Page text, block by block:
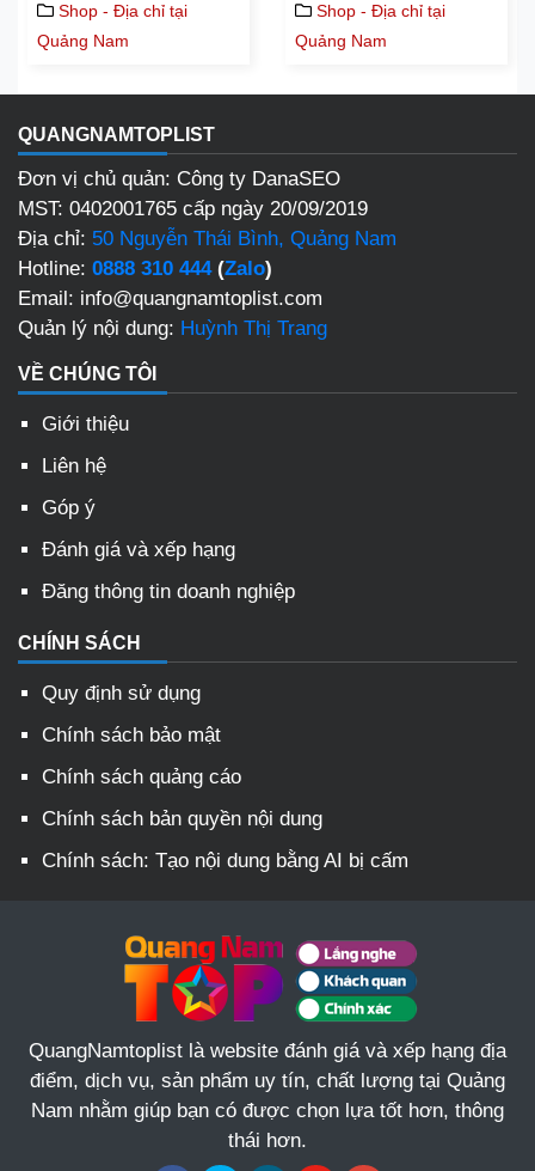
Shop - Địa chỉ tại
Quảng Nam
Shop - Địa chỉ tại
Quảng Nam
QUANGNAMTOPLIST
Đơn vị chủ quản: Công ty DanaSEO
MST: 0402001765 cấp ngày 20/09/2019
Địa chỉ: 50 Nguyễn Thái Bình, Quảng Nam
Hotline: 0888 310 444(Zalo)
Email: info@quangnamtoplist.com
Quản lý nội dung: Huỳnh Thị Trang
VỀ CHÚNG TÔI
Giới thiệu
Liên hệ
Góp ý
Đánh giá và xếp hạng
Đăng thông tin doanh nghiệp
CHÍNH SÁCH
Quy định sử dụng
Chính sách bảo mật
Chính sách quảng cáo
Chính sách bản quyền nội dung
Chính sách: Tạo nội dung bằng AI bị cấm
QuangNamtoplist là website đánh giá và xếp hạng địa
điểm, dịch vụ, sản phẩm uy tín, chất lượng tại Quảng
Nam nhằm giúp bạn có được chọn lựa tốt hơn, thông
thái hơn.